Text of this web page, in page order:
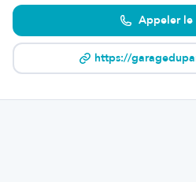
Appeler le
https://